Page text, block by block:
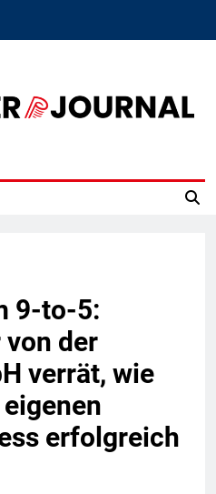
9-to-5:
der
verrät, wie
erfolgreich